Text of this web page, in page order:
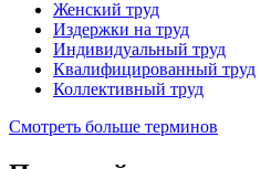
Женский труд
Издержки на труд
Индивидуальный труд
Квалифицированный труд
Коллективный труд
Смотреть больше терминов